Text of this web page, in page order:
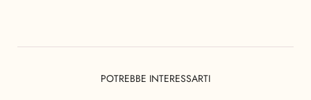
POTREBBE INTERESSARTI